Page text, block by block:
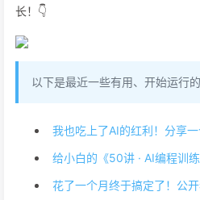
长！👇
以下是最近一些有用、开始运行的
我也吃上了AI的红利！分享
给小白的《50讲 · AI编程训练
花了一个月终于搞定了！公